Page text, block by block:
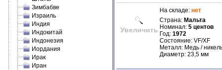
Зимбабве
Израиль
Индия
Индокитай
Индонезия
Иордания
Ирак
Иран
Увеличить
На складе: нет
Страна: Мальта
Номинал: 5 центов
Год: 1972
Состояние: VF/XF
Металл: Медь /
Диаметр: 23,5 мм